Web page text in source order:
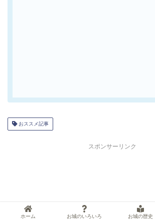
おススメ記事
スポンサーリンク
ホーム お城のいろいろ お城の歴史